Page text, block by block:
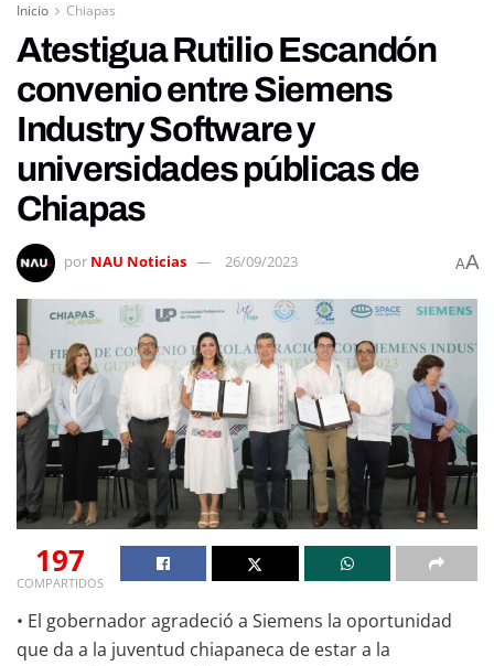
Inicio Chiapas
Atestigua Rutilio Escandón
convenio entre Siemens
Industry Software y
universidades públicas de
Chiapas
por NAU Noticias 26/09/2023 AA
197
COMPARTIDOS
• El gobernador agradeció a Siemens la oportunidad
que da a la juventud chiapaneca de estar a la